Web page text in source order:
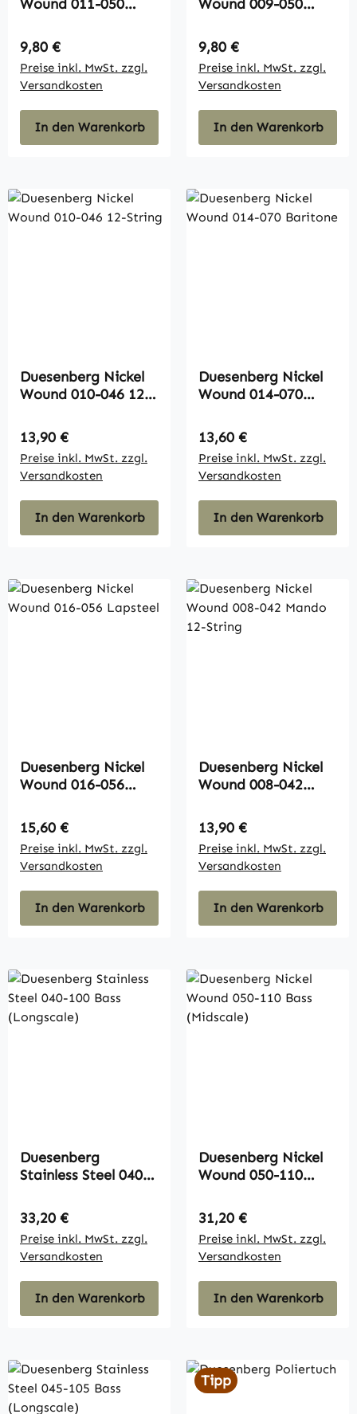
Wound 011-050
Regulärer Preis:
9,80 €
Preise inkl. MwSt. zzgl.
Versandkosten
In den Warenkorb
Wound 009-050
Regulärer Preis:
9,80 €
Preise inkl. MwSt. zzgl.
Versandkosten
In den Warenkorb
Duesenberg Nickel
Wound 010-046 12-
Regulärer Preis:
13,90 €
Preise inkl. MwSt. zzgl.
Versandkosten
In den Warenkorb
Duesenberg Nickel
Wound 014-070
Regulärer Preis:
13,60 €
Preise inkl. MwSt. zzgl.
Versandkosten
In den Warenkorb
Duesenberg Nickel
Wound 016-056
Regulärer Preis:
15,60 €
Preise inkl. MwSt. zzgl.
Versandkosten
In den Warenkorb
Duesenberg Nickel
Wound 008-042
Regulärer Preis:
13,90 €
Preise inkl. MwSt. zzgl.
Versandkosten
In den Warenkorb
Duesenberg
Stainless Steel 040-
(Longscale)
Regulärer Preis:
33,20 €
Preise inkl. MwSt. zzgl.
Versandkosten
In den Warenkorb
Duesenberg Nickel
Wound 050-110
Regulärer Preis:
31,20 €
Preise inkl. MwSt. zzgl.
Versandkosten
In den Warenkorb
Tipp